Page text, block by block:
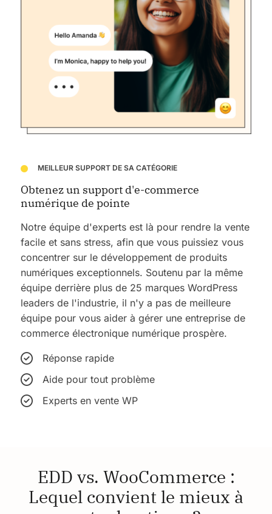
MEILLEUR SUPPORT DE SA CATÉGORIE
Obtenez un support d'e-commerce
numérique de pointe
Notre équipe d'experts est là pour rendre la vente
facile et sans stress, afin que vous puissiez vous
concentrer sur le développement de produits
numériques exceptionnels. Soutenu par la même
équipe derrière plus de 25 marques WordPress
leaders de l'industrie, il n'y a pas de meilleure
équipe pour vous aider à gérer une entreprise de
commerce électronique numérique prospère.
Réponse rapide
Aide pour tout problème
Experts en vente WP
EDD vs. WooCommerce :
Lequel convient le mieux à